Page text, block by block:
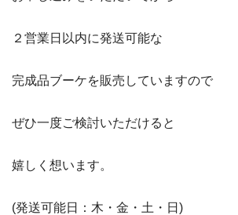
２営業日以内に発送可能な
完成品ブーケを販売していますので
ぜひ一度ご検討いただけると
嬉しく想います。
(発送可能日：木・金・土・日)